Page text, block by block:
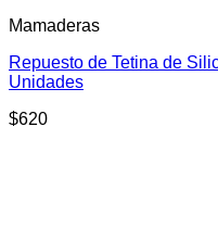
Mamaderas
Repuesto de Tetina de
Unidades
$620